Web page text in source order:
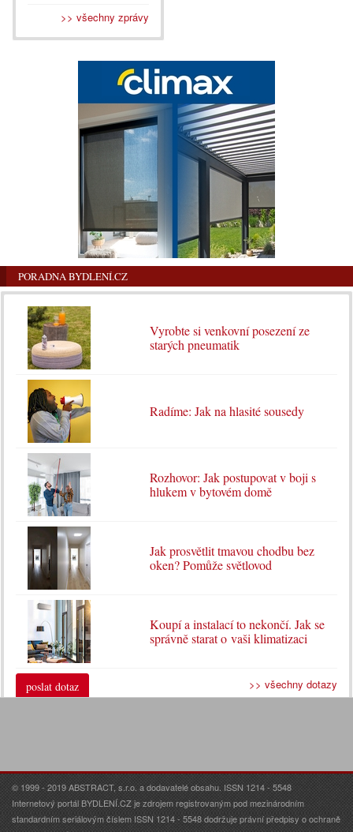
>> všechny zprávy
PORADNA BYDLENÍ.CZ
Vyrobte si venkovní posezení ze
starých pneumatik
Radíme: Jak na hlasité sousedy
Rozhovor: Jak postupovat v boji s
hlukem v bytovém domě
Jak prosvětlit tmavou chodbu bez
oken? Pomůže světlovod
Koupí a instalací to nekončí. Jak se
správně starat o vaši klimatizaci
poslat dotaz >> všechny dotazy
© 1999 - 2019 ABSTRACT, s.r.o. a dodavatelé obsahu. ISSN 1214 - 5548
Internetový portál BYDLENÍ.CZ je zdrojem registrovaným pod mezinárodním
standardním seriálovým číslem ISSN 1214 - 5548 dodržuje právní předpisy o ochraně